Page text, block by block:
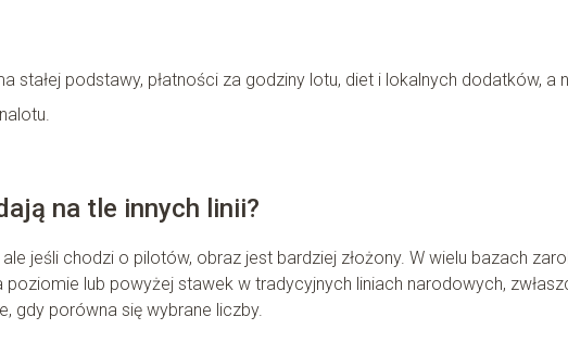
stałej podstawy, płatności za godziny lotu, diet i lokalnych dodatków, a
na tle innych linii?
ale jeśli chodzi o pilotów, obraz jest bardziej złożony. W wielu bazach
lub powyżej stawek w tradycyjnych liniach narodowych,
gdy porówna się wybrane liczby.